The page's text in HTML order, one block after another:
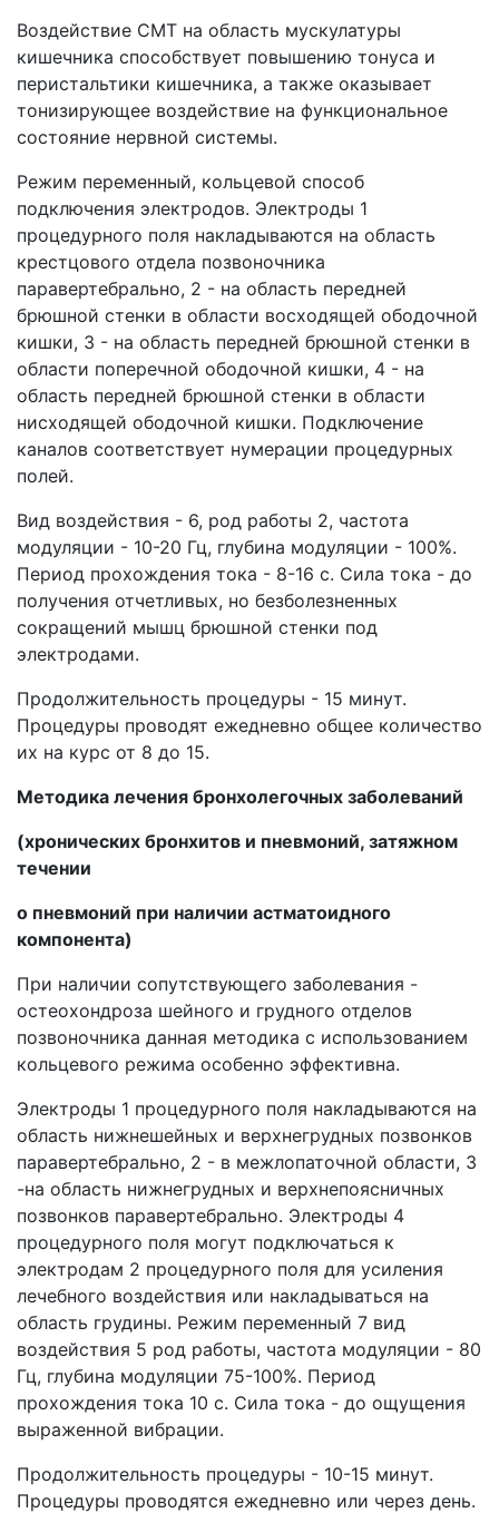
Воздействие СМТ на область мускулатуры
кишечника способствует повышению тонуса и
перистальтики кишечника, а также оказывает
тонизирующее воздействие на функциональное
состояние нервной системы.
Режим переменный, кольцевой способ
подключения электродов. Электроды 1
процедурного поля накладываются на область
крестцового отдела позвоночника
паравертебрально, 2 - на область передней
брюшной стенки в области восходящей ободочной
кишки, 3 - на область передней брюшной стенки в
области поперечной ободочной кишки, 4 - на
область передней брюшной стенки в области
нисходящей ободочной кишки. Подключение
каналов соответствует нумерации процедурных
полей.
Вид воздействия - 6, род работы 2, частота
модуляции - 10-20 Гц, глубина модуляции - 100%.
Период прохождения тока - 8-16 с. Сила тока - до
получения отчетливых, но безболезненных
сокращений мышц брюшной стенки под
электродами.
Продолжительность процедуры - 15 минут.
Процедуры проводят ежедневно общее количество
их на курс от 8 до 15.
Методика лечения бронхолегочных заболеваний
(хронических бронхитов и пневмоний, затяжном
течении
о пневмоний при наличии астматоидного
компонента)
При наличии сопутствующего заболевания -
остеохондроза шейного и грудного отделов
позвоночника данная методика с использованием
кольцевого режима особенно эффективна.
Электроды 1 процедурного поля накладываются на
область нижнешейных и верхнегрудных позвонков
паравертебрально, 2 - в межлопаточной области, 3
-на область нижнегрудных и верхнепоясничных
позвонков паравертебрально. Электроды 4
процедурного поля могут подключаться к
электродам 2 процедурного поля для усиления
лечебного воздействия или накладываться на
область грудины. Режим переменный 7 вид
воздействия 5 род работы, частота модуляции - 80
Гц, глубина модуляции 75-100%. Период
прохождения тока 10 с. Сила тока - до ощущения
выраженной вибрации.
Продолжительность процедуры - 10-15 минут.
Процедуры проводятся ежедневно или через день.